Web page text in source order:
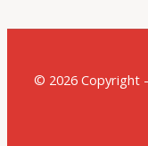
© 2026 Copyright